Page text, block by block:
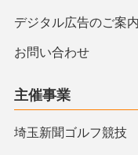
デジタル広告のご案内
お問い合わせ
主催事業
埼玉新聞ゴルフ競技